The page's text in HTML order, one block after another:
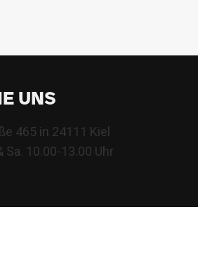
UNS
465 in 24111 Kiel
Sa. 10.00-13.00 Uhr